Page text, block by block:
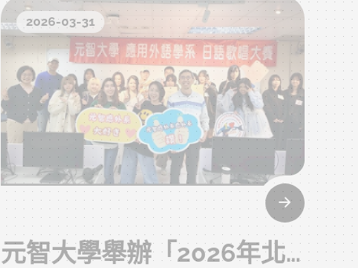
心，一邊以日語輕鬆自由地談論自己感興趣的話題，透
過這樣的方式，自然培養日語的聽說能力。由於這並非
正式課程，因此日語初學者無需擔心，即使使用英語或
中文交流也沒有問題。此外，學長姐也會參與茶話會，
幫助大一學生翻譯不熟悉的詞彙或表達想說的內容。
2026-03-31
元智大學舉辦「2026年北北基桃竹苗高中職日語歌唱大賽」 展現青春歌聲與日語魅力